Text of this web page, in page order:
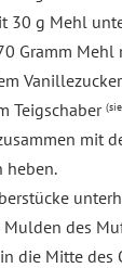
30 g Mehl
Gramm Mehl
Teigschaber
mit
heben.
Mulden des
die Mitte des